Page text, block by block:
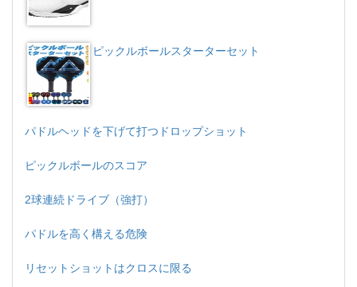
ピックルボールスターターセット
パドルヘッドを下げて打つドロップショット
ピックルボールのスコア
2球連続ドライブ（強打）
パドルを高く構える危険
リセットショットはクロスに限る